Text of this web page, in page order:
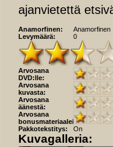
ajanvietettä
Anamorfinen:
Anamorfinen
Levymäärä:
0
Arvosana
DVD:lle:
Arvosana
kuvasta:
Arvosana
äänestä:
Arvosana
bonusmateriaaleista:
Pakkotekstitys:
On
Kuvagalleria: